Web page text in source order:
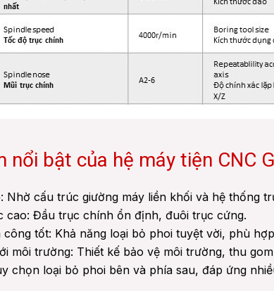
nổi bật của hệ máy tiện CNC
Nhờ cấu trúc giường máy liền khối và hệ thống
cao: Đầu trục chính ổn định, đuôi trục cứng.
công tốt: Khả năng loại bỏ phoi tuyệt vời, phù
môi trường: Thiết kế bảo vệ môi trường, thu
chọn loại bỏ phoi bên và phía sau, đáp ứng